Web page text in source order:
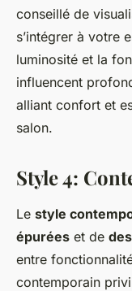
conseillé de
s’intégrer à votre
luminosité et la
influencent
alliant confort et
salon.
Style 4:
Le style
épurées et de
entre
contemporain